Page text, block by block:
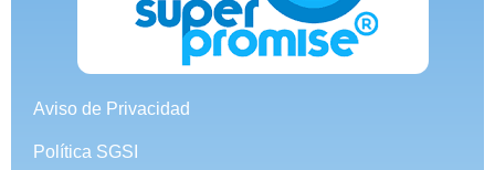
Aviso de Privacidad
Política SGSI